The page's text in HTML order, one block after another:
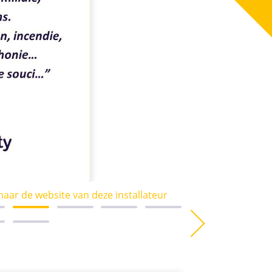
de website van deze installateur